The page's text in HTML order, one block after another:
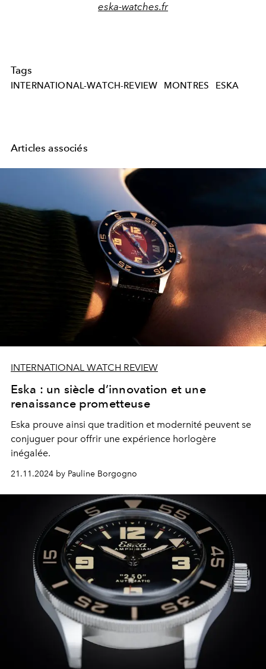
eska-watches.fr
Tags
INTERNATIONAL-WATCH-REVIEW MONTRES ESKA
Articles associés
INTERNATIONAL WATCH REVIEW
Eska : un siècle d’innovation et une
renaissance prometteuse
Eska prouve ainsi que tradition et modernité peuvent se
conjuguer pour offrir une expérience horlogère
inégalée.
21.11.2024 by Pauline Borgogno